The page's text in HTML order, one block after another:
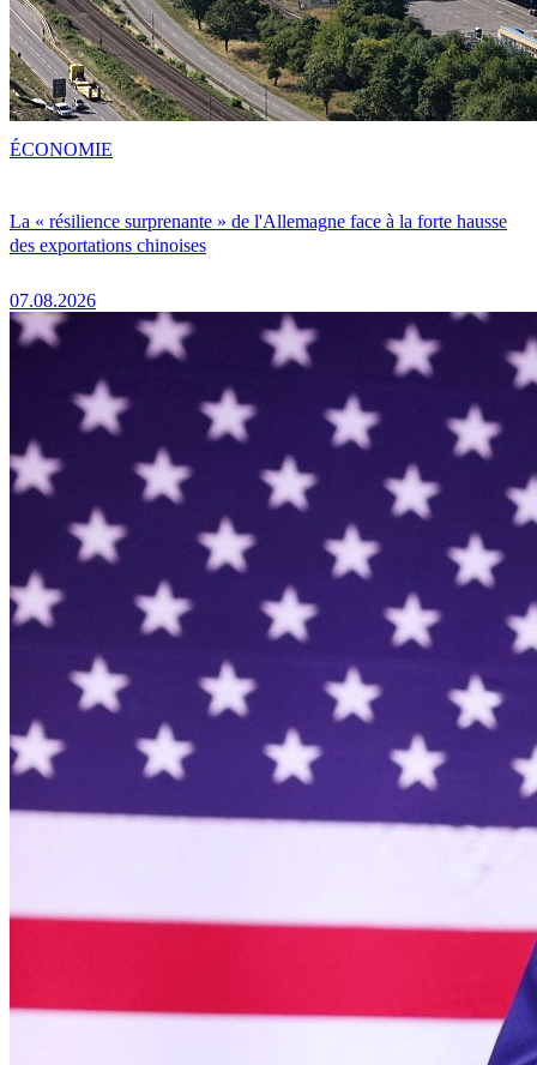
La « résilience surprenante » de l'Allemagne face à la forte hausse
des exportations chinoises
07.08.2026
ÉCONOMIE